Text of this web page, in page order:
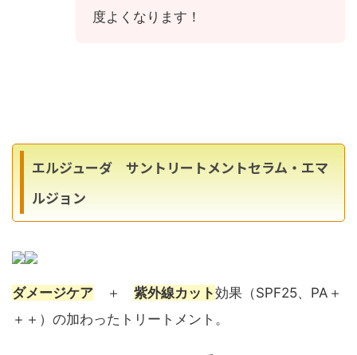
度よくなります！
エルジューダ サントリートメントセラム・エマ
ルジョン
ダメージケア ＋ 紫外線カット効果（SPF25、PA＋
＋＋）の加わったトリートメント。